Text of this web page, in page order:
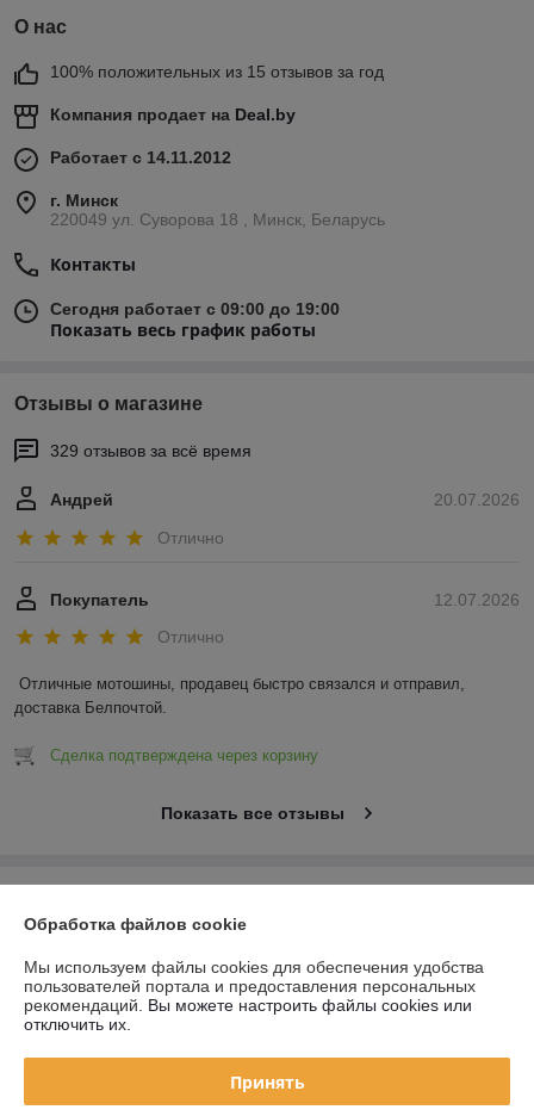
О нас
100% положительных из 15 отзывов за год
Компания продает на Deal.by
Работает с 14.11.2012
г. Минск
220049 ул. Суворова 18 , Минск, Беларусь
Контакты
Сегодня работает с 09:00 до 19:00
Показать весь график работы
Отзывы о магазине
329 отзывов за всё время
20.07.2026
Андрей
Отлично
12.07.2026
Покупатель
Отлично
Отличные мотошины, продавец быстро связался и отправил,
доставка Белпочтой.
Сделка подтверждена через корзину
Показать все отзывы
Доставка и оплата
График работы
Обработка файлов cookie
Мы используем файлы cookies для обеспечения удобства
пользователей портала и предоставления персональных
рекомендаций. Вы можете настроить файлы cookies или
отключить их.
Принять